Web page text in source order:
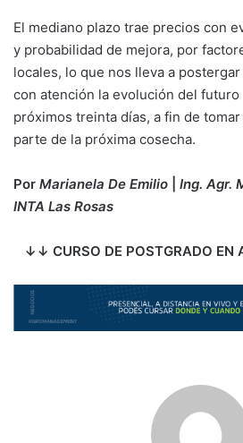
El mediano plazo trae precios con
y probabilidad de mejora, por
locales, lo que nos lleva a
con atención la evolución del
próximos treinta días, a fin de
parte de la próxima cosecha.
Por Marianela De Emilio Ing. Agr.
INTA Las Rosas
↓↓ CURSO DE POSTGRADO EN